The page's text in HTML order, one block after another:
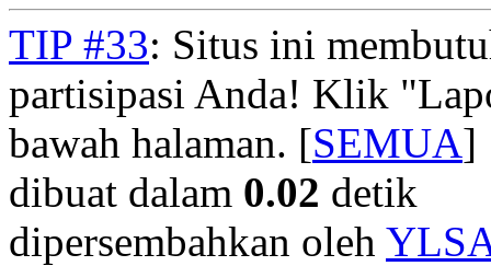
TIP #33: Situs ini
partisipasi Anda! Klik
bawah halaman. [SEMUA]
dibuat dalam 0.02 detik
dipersembahkan oleh